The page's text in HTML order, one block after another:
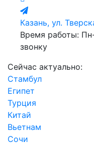
Казань, ул.
Время работы:
звонку
Сейчас актуально:
Стамбул
Египет
Турция
Китай
Вьетнам
Сочи